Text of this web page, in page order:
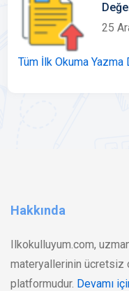
25
Tüm İlk Okuma Yazma
Hakkında
Ilkokulluyum.com,
materyallerinin ücretsiz
platformudur. Devamı